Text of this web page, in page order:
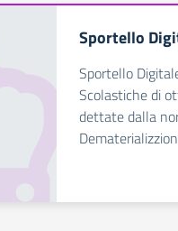
Sportello
Sportello
Scolastiche di
dettate dalla